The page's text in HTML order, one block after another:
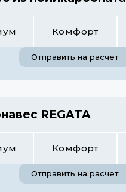
Комфорт
Отправить на расчет
REGATA
Комфорт
Отправить на расчет